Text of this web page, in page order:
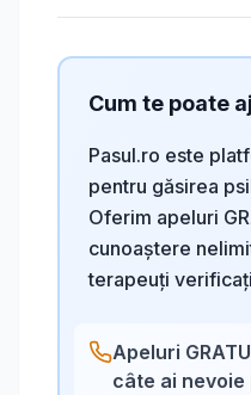
Cum te poate
Pasul.ro este
pentru găsirea
Oferim apeluri
cunoaștere
terapeuți
Apeluri
câte ai nevoie